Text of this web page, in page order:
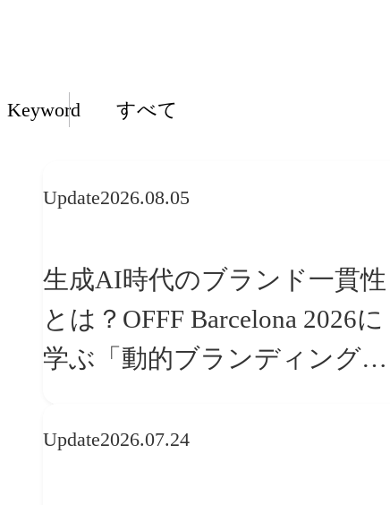
Insights一覧
Keyword すべて
Update2026.08.05
生成AI時代のブランド一貫性
とは？OFFF Barcelona 2026に
学ぶ「動的ブランディング」
Update2026.07.24